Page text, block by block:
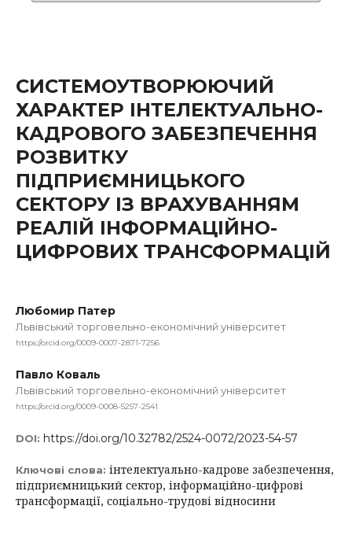
СИСТЕМОУТВОРЮЮЧИЙ
ХАРАКТЕР ІНТЕЛЕКТУАЛЬНО-
КАДРОВОГО ЗАБЕЗПЕЧЕННЯ
РОЗВИТКУ
ПІДПРИЄМНИЦЬКОГО
СЕКТОРУ ІЗ ВРАХУВАННЯМ
РЕАЛІЙ ІНФОРМАЦІЙНО-
ЦИФРОВИХ ТРАНСФОРМАЦІЙ
Любомир Патер
Львівський торговельно-економічний університет
https://orcid.org/0009-0007-2871-7256
Павло Коваль
Львівський торговельно-економічний університет
https://orcid.org/0009-0008-5257-2541
DOI: https://doi.org/10.32782/2524-0072/2023-54-57
Ключові слова: інтелектуально-кадрове забезпечення,
підприємницький сектор, інформаційно-цифрові
трансформації, соціально-трудові відносини